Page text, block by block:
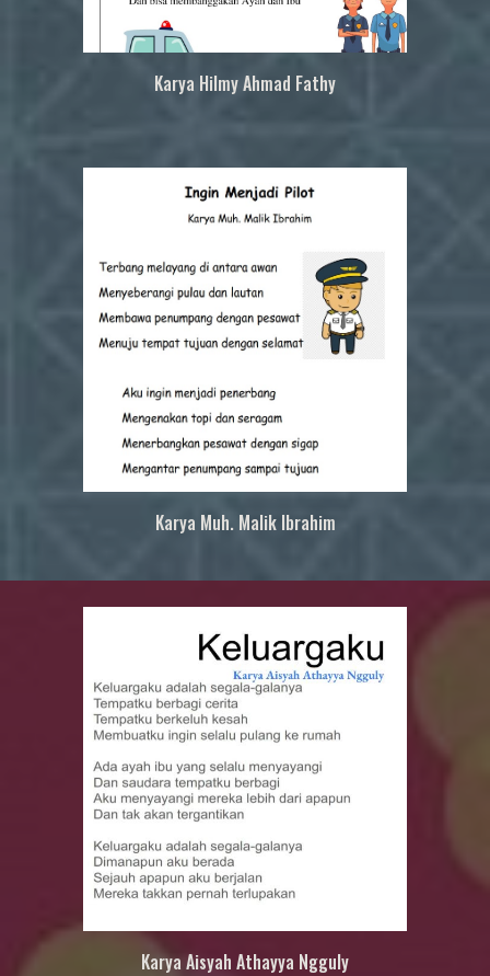
Karya Hilmy Ahmad Fathy
Karya Muh. Malik Ibrahim
Karya Aisyah Athayya Ngguly